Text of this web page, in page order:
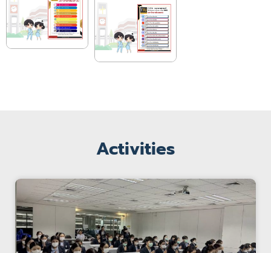
Activities